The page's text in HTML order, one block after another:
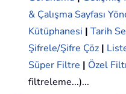
& Çalışma Sayfası
Kütüphanesi | Tarih
Şifrele/Şifre Çöz |
Süper Filtre | Özel
filtreleme...)...